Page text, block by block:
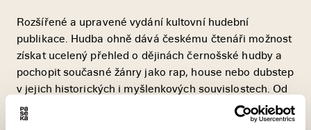
Rozšířené a upravené vydání kultovní hudební
publikace. Hudba ohně dává českému čtenáři možnost
získat ucelený přehled o dějinách černošské hudby a
pochopit současné žánry jako rap, house nebo dubstep
v jejich historických i myšlenkových souvislostech. Od
nedobrovolných pasažérů otrokářských lodí až po
dunící reproduktory klubových soundsystémů vypráví